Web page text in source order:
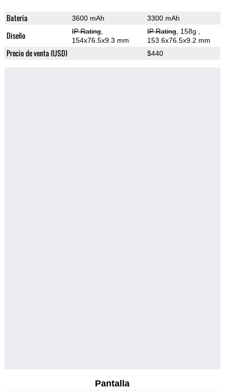
Bateria 3600 mAh 3300 mAh
Diseño IP Rating,
154x76.5x9.3 mm
IP Rating, 158g
153.6x76.5x9.2 mm
Precio de venta (USD) $440
Pantalla